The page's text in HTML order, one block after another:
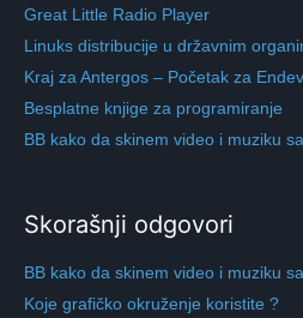
Great Little Radio Player
Linuks distribucije u državnim
Kraj za Antergos – Početak za
Besplatne knjige za programiranje
BB kako da skinem video i muziku
Skorašnji odgovori
BB kako da skinem video i muziku
Koje grafičko okruženje koristite ?